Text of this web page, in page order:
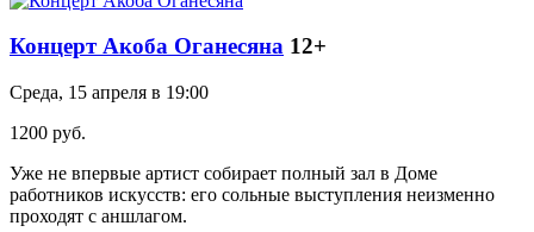
Концерт Акоба Оганесяна 12+
Среда, 15 апреля в 19:00
1200 руб.
Уже не впервые артист собирает полный зал в Доме
работников искусств: его сольные выступления неизменно
проходят с аншлагом.